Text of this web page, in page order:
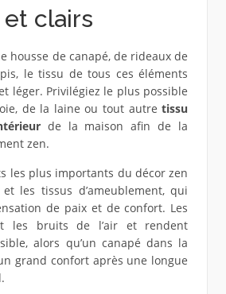
clairs
housse de canapé, de rideaux de
le tissu de tous ces éléments
léger. Privilégiez le plus possible
de la laine ou tout autretissu
de la maison afin de la
zen.
les plus importants du décor zen
les tissus d’ameublement, qui
de paix et de confort. Les
les bruits de l’air et rendent
alors qu’un canapé dans la
grand confort après une longue